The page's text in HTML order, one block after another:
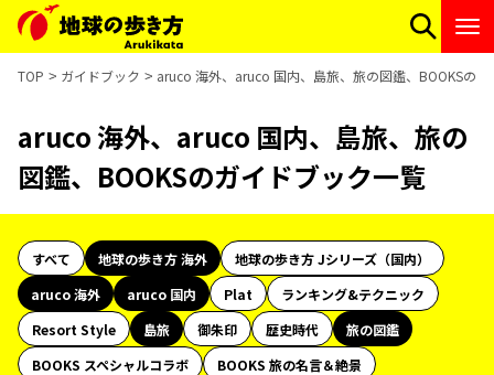
TOP ガイドブック aruco 海外、aruco 国内、島旅、旅の図鑑、BOOKSの
aruco 海外、aruco 国内、島旅、旅の
図鑑、BOOKSのガイドブック一覧
すべて 地球の歩き方 海外
地球の歩き方 Jシリーズ（国内）
aruco 海外
aruco 国内 Plat
ランキング&テクニック
Resort Style
島旅 御朱印 歴史時代
旅の図鑑
BOOKS スペシャルコラボ
BOOKS 旅の名言＆絶景